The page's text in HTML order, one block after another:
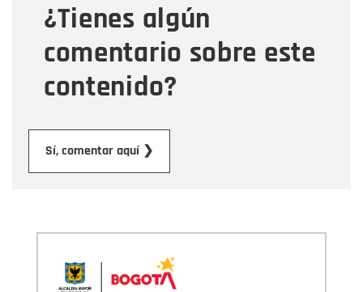
¿Tienes algún
comentario sobre este
contenido?
Sí, comentar aquí ❯
Mensaje